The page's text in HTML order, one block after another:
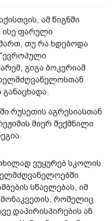
ამ წიგნში
ისე ფარული
თუ რა ხდებოდა
"ევროპული
გიგა ბოკერიამ
განაცხადა.
რუსეთის აგრესიასთან
მიერ შექმნილი
ვუყურებ სკოლის
სწავლებას, იმ
რომელიც
დაპირისპირების ან